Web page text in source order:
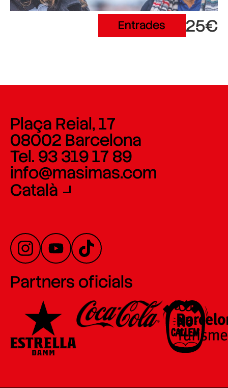
Entrades 25€
Plaça Reial, 17
08002 Barcelona
Tel. 93 319 17 89
info@masimas.com
Català
Partners oficials